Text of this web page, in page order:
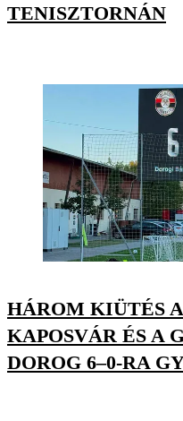
TENISZTORNÁN
HÁROM KIÜTÉS
KAPOSVÁR ÉS A
DOROG 6–0-RA